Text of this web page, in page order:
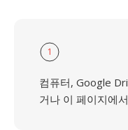
1
컴퓨터, Google
거나 이 페이지에